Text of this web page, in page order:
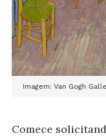
Imagem: Van Gogh
Comece